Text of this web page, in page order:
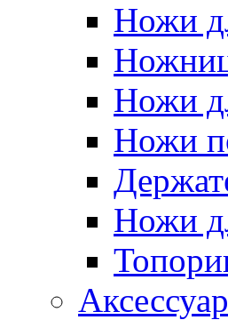
Ножи
Ножи
Ножи
Ножи